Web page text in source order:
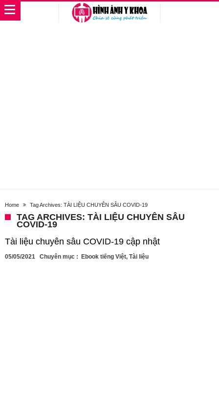
Home Tag Archives: TÀI LIỆU CHUYÊN SÂU COVID-19
TAG ARCHIVES: TÀI LIỆU CHUYÊN SÂU
COVID-19
Tài liệu chuyên sâu COVID-19 cập nhật
05/05/2021 Chuyên mục : Ebook tiếng Việt, Tài liệu